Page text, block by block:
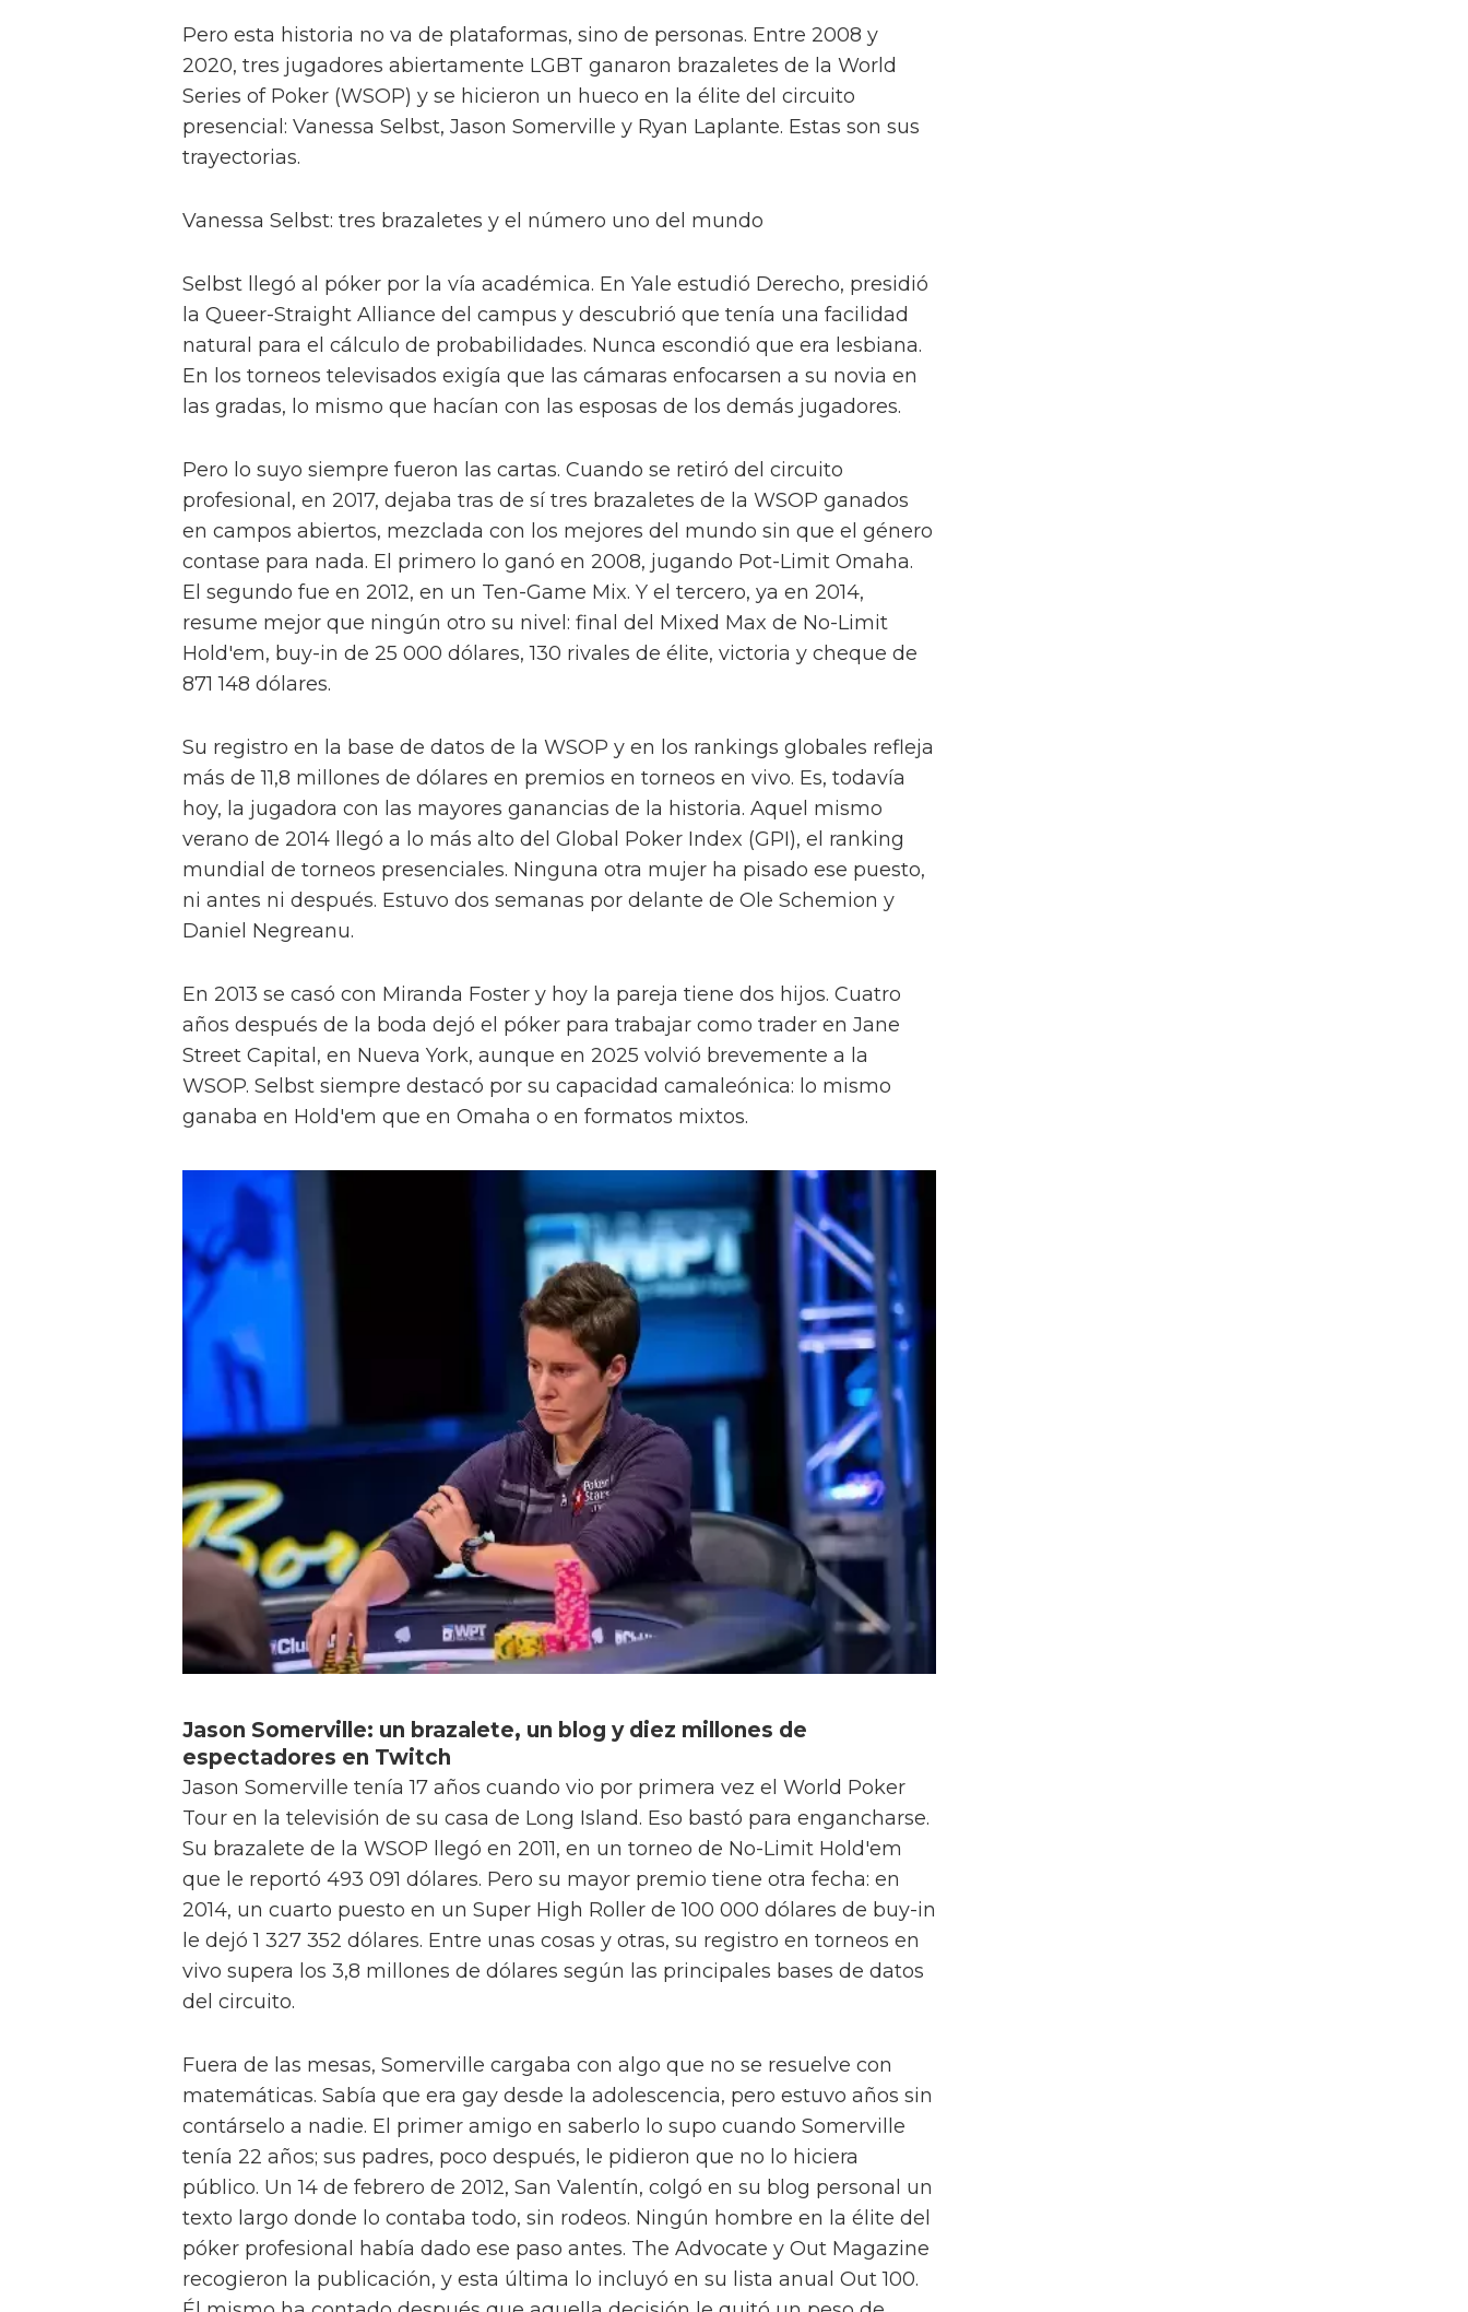
Pero esta historia no va de plataformas, sino de personas. Entre 2008 y
2020, tres jugadores abiertamente LGBT ganaron brazaletes de la World
Series of Poker (WSOP) y se hicieron un hueco en la élite del circuito
presencial: Vanessa Selbst, Jason Somerville y Ryan Laplante. Estas son sus
trayectorias.
Vanessa Selbst: tres brazaletes y el número uno del mundo
Selbst llegó al póker por la vía académica. En Yale estudió Derecho, presidió
la Queer-Straight Alliance del campus y descubrió que tenía una facilidad
natural para el cálculo de probabilidades. Nunca escondió que era lesbiana.
En los torneos televisados exigía que las cámaras enfocarsen a su novia en
las gradas, lo mismo que hacían con las esposas de los demás jugadores.
Pero lo suyo siempre fueron las cartas. Cuando se retiró del circuito
profesional, en 2017, dejaba tras de sí tres brazaletes de la WSOP ganados
en campos abiertos, mezclada con los mejores del mundo sin que el género
contase para nada. El primero lo ganó en 2008, jugando Pot-Limit Omaha.
El segundo fue en 2012, en un Ten-Game Mix. Y el tercero, ya en 2014,
resume mejor que ningún otro su nivel: final del Mixed Max de No-Limit
Hold'em, buy-in de 25 000 dólares, 130 rivales de élite, victoria y cheque de
871 148 dólares.
Su registro en la base de datos de la WSOP y en los rankings globales refleja
más de 11,8 millones de dólares en premios en torneos en vivo. Es, todavía
hoy, la jugadora con las mayores ganancias de la historia. Aquel mismo
verano de 2014 llegó a lo más alto del Global Poker Index (GPI), el ranking
mundial de torneos presenciales. Ninguna otra mujer ha pisado ese puesto,
ni antes ni después. Estuvo dos semanas por delante de Ole Schemion y
Daniel Negreanu.
En 2013 se casó con Miranda Foster y hoy la pareja tiene dos hijos. Cuatro
años después de la boda dejó el póker para trabajar como trader en Jane
Street Capital, en Nueva York, aunque en 2025 volvió brevemente a la
WSOP. Selbst siempre destacó por su capacidad camaleónica: lo mismo
ganaba en Hold'em que en Omaha o en formatos mixtos.
Jason Somerville: un brazalete, un blog y diez millones de
espectadores en Twitch
Jason Somerville tenía 17 años cuando vio por primera vez el World Poker
Tour en la televisión de su casa de Long Island. Eso bastó para engancharse.
Su brazalete de la WSOP llegó en 2011, en un torneo de No-Limit Hold'em
que le reportó 493 091 dólares. Pero su mayor premio tiene otra fecha: en
2014, un cuarto puesto en un Super High Roller de 100 000 dólares de buy-in
le dejó 1 327 352 dólares. Entre unas cosas y otras, su registro en torneos en
vivo supera los 3,8 millones de dólares según las principales bases de datos
del circuito.
Fuera de las mesas, Somerville cargaba con algo que no se resuelve con
matemáticas. Sabía que era gay desde la adolescencia, pero estuvo años sin
contárselo a nadie. El primer amigo en saberlo lo supo cuando Somerville
tenía 22 años; sus padres, poco después, le pidieron que no lo hiciera
público. Un 14 de febrero de 2012, San Valentín, colgó en su blog personal un
texto largo donde lo contaba todo, sin rodeos. Ningún hombre en la élite del
póker profesional había dado ese paso antes. The Advocate y Out Magazine
recogieron la publicación, y esta última lo incluyó en su lista anual Out 100.